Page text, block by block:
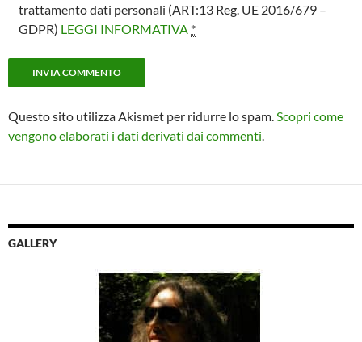
trattamento dati personali (ART:13 Reg. UE 2016/679 –
GDPR) LEGGI INFORMATIVA *
Questo sito utilizza Akismet per ridurre lo spam. Scopri come
vengono elaborati i dati derivati dai commenti
GALLERY